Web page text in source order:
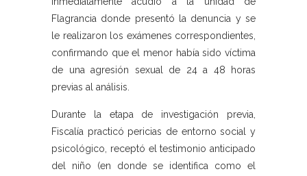
Flagrancia donde presentó la denuncia y se
le realizaron los exámenes correspondientes,
confirmando que el menor había sido víctima
de una agresión sexual de 24 a 48 horas
previas al análisis.
Durante la etapa de investigación previa,
Fiscalía practicó pericias de entorno social y
psicológico, receptó el testimonio anticipado
del niño (en donde se identifica como el